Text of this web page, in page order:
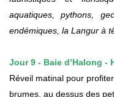
aquatiques, pythons,
endémiques, la Langur à
Jour 9 - Baie d’Halong -
Réveil matinal pour
brumes, au dessus des